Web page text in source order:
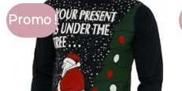
Promo !